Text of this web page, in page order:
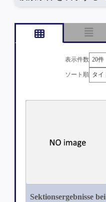
表示件数
ソート順
Sektionsergebnisse bei